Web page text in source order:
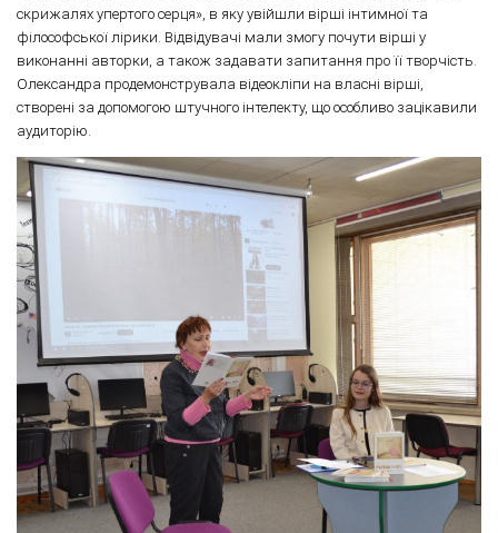
скрижалях упертого серця», в яку увійшли вірші інтимної та
філософської лірики. Відвідувачі мали змогу почути вірші у
виконанні авторки, а також задавати запитання про її творчість.
Олександра продемонструвала відеокліпи на власні вірші,
створені за допомогою штучного інтелекту, що особливо зацікавили
аудиторію.